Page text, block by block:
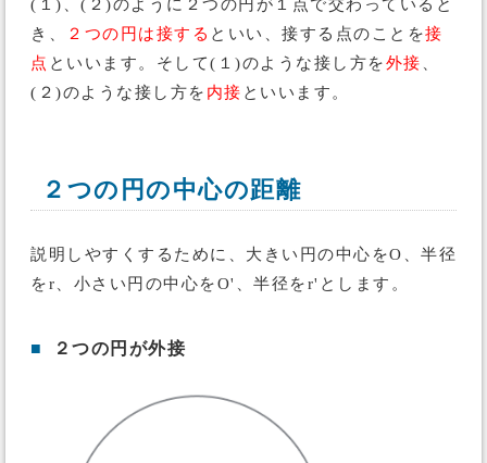
(１)、(２)のように２つの円が１点で交わっていると
き、
２つの円は接する といい、接する点のことを接
点 といいます。そして(１)のような接し方を外接 、
(２)のような接し方を 内接 といいます。
２つの円の中心の距離
説明しやすくするために、大きい円の中心をO、半径
をr、小さい円の中心をO'、半径をr'とします。
■ ２つの円が外接